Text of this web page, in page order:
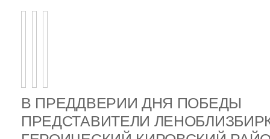
В ПРЕДДВЕРИИ ДНЯ ПОБЕДЫ
ПРЕДСТАВИТЕЛИ